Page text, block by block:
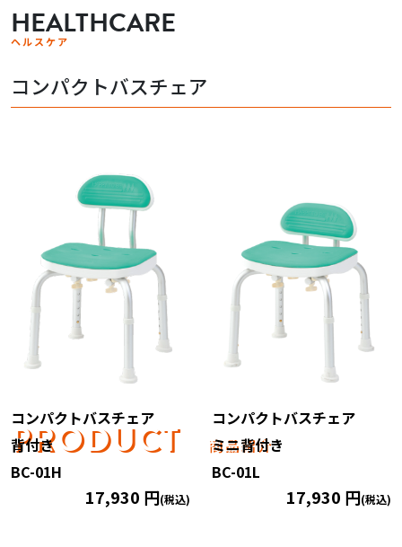
PRODUCT 商品紹介
HEALTHCARE
ヘルスケア
コンパクトバスチェア
コンパクトバスチェア
背付き
BC-01H
17,930 円(税込)
コンパクトバスチェア
ミニ背付き
BC-01L
17,930 円(税込)